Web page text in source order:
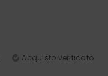
Acquisto verificato